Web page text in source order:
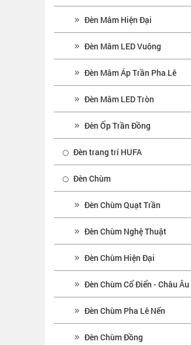
Đèn Mâm Hiện Đại
Đèn Mâm LED Vuông
Đèn Mâm Áp Trần Pha Lê
Đèn Mâm LED Tròn
Đèn Ốp Trần Đồng
Đèn trang trí HUFA
Đèn Chùm
Đèn Chùm Quạt Trần
Đèn Chùm Nghệ Thuật
Đèn Chùm Hiện Đại
Đèn Chùm Cổ Điển - Châu Âu
Đèn Chùm Pha Lê Nến
Đèn Chùm Đồng